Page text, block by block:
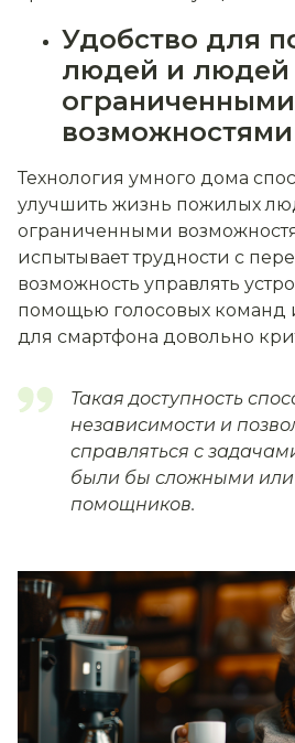
Удобство для
людей и людей
ограниченными
возможностями
Технология умного дома
улучшить жизнь пожилых
ограниченными
испытывает трудности с
возможность управлять
помощью голосовых команд
для смартфона довольно
Такая доступность
независимости и
справляться с
были бы сложными
помощников.